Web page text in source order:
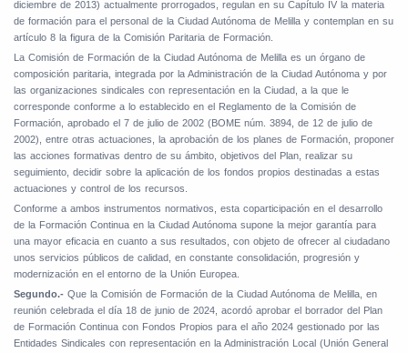
diciembre de 2013) actualmente prorrogados, regulan en su Capítulo IV la materia
de formación para el personal de la Ciudad Autónoma de Melilla y contemplan en su
artículo 8 la figura de la Comisión Paritaria de Formación.
La Comisión de Formación de la Ciudad Autónoma de Melilla es un órgano de
composición paritaria, integrada por la Administración de la Ciudad Autónoma y por
las organizaciones sindicales con representación en la Ciudad, a la que le
corresponde conforme a lo establecido en el Reglamento de la Comisión de
Formación, aprobado el 7 de julio de 2002 (BOME núm. 3894, de 12 de julio de
2002), entre otras actuaciones, la aprobación de los planes de Formación, proponer
las acciones formativas dentro de su ámbito, objetivos del Plan, realizar su
seguimiento, decidir sobre la aplicación de los fondos propios destinadas a estas
actuaciones y control de los recursos.
Conforme a ambos instrumentos normativos, esta coparticipación en el desarrollo
de la Formación Continua en la Ciudad Autónoma supone la mejor garantía para
una mayor eficacia en cuanto a sus resultados, con objeto de ofrecer al ciudadano
unos servicios públicos de calidad, en constante consolidación, progresión y
modernización en el entorno de la Unión Europea.
Segundo.- Que la Comisión de Formación de la Ciudad Autónoma de Melilla, en
reunión celebrada el día 18 de junio de 2024, acordó aprobar el borrador del Plan
de Formación Continua con Fondos Propios para el año 2024 gestionado por las
Entidades Sindicales con representación en la Administración Local (Unión General